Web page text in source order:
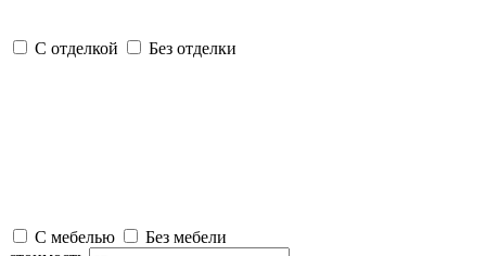
С отделкой Без отделки
С мебелью
Без мебели